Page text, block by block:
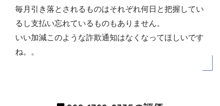
毎月引き落とされるものはそれぞれ何日と把握してい
るし支払い忘れているものもありません。
いい加減このような詐欺通知はなくなってほしいです
ね。。